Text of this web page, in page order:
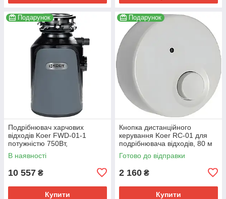
Подарунок
Подрібнювач харчових
відходів Koer FWD-01-1
потужністю 750Вт,
індукційний двигун (KR4912)
В наявності
10 557 ₴
Купити
Подарунок
Кнопка дистанційного
керування Koer RC-01 для
подрібнювача відходів, 80 м
(KR4914)
Готово до відправки
2 160 ₴
Купити